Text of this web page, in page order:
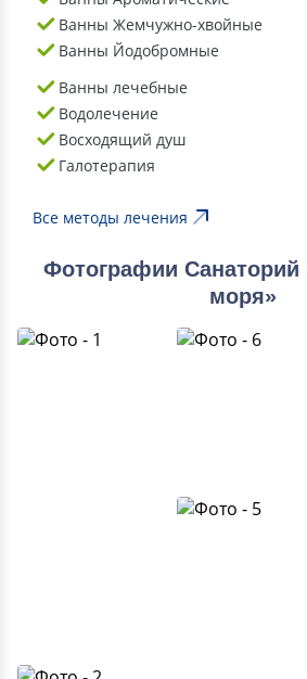
Ванны Жемчужно-хвойные
Ванны Йодобромные
Ванны лечебные
Водолечение
Восходящий душ
Галотерапия
Все методы лечения
Фотографии
моря»